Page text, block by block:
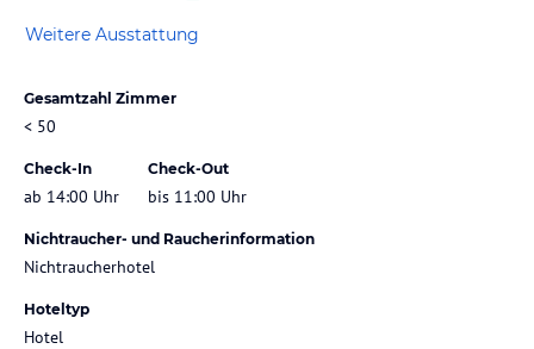
Weitere Ausstattung
Gesamtzahl Zimmer
< 50
Check-In
ab 14:00 Uhr
Check-Out
bis 11:00 Uhr
Nichtraucher- und Raucherinformation
Nichtraucherhotel
Hoteltyp
Hotel